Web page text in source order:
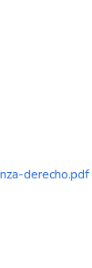
derecho.pdf